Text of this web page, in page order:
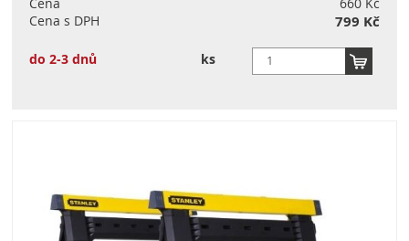
Cena s DPH
799 Kč
do 2-3 dnů ks